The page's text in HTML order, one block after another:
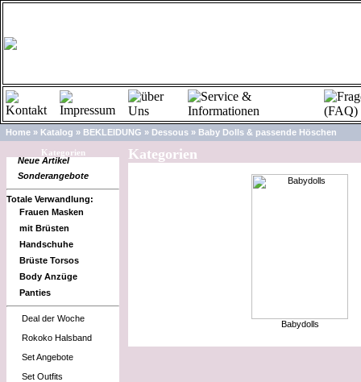
Home » Katalog » BEKLEIDUNG » Dessous » Baby Dolls & passende Höschen
Kategorien
Neue Artikel
Sonderangebote
Totale Verwandlung:
Frauen Masken
mit Brüsten
Handschuhe
Brüste Torsos
Body Anzüge
Panties
Deal der Woche
Rokoko Halsband
Set Angebote
Set Outfits
Kategorien
Babydolls